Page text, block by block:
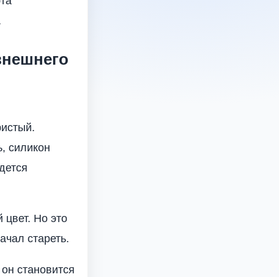
силикон
цвет. Но это
стареть.
становится